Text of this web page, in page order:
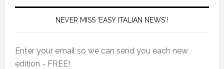
NEVER MISS 'EASY ITALIAN NEWS'!
Enter your email so we can send you each new
edition - FREE!